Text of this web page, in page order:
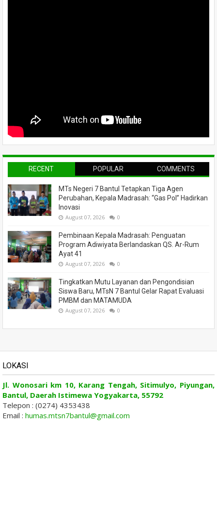
RECENT POPULAR COMMENTS
MTs Negeri 7 Bantul Tetapkan Tiga Agen
Perubahan, Kepala Madrasah: “Gas Pol” Hadirkan
Inovasi
August 07, 2026 0
Pembinaan Kepala Madrasah: Penguatan
Program Adiwiyata Berlandaskan QS. Ar-Rum
Ayat 41
August 07, 2026 0
Tingkatkan Mutu Layanan dan Pengondisian
Siswa Baru, MTsN 7 Bantul Gelar Rapat Evaluasi
PMBM dan MATAMUDA
August 07, 2026 0
LOKASI
Jl. Wonosari km 10, Karang Tengah, Sitimulyo, Piyungan,
Bantul, Daerah Istimewa Yogyakarta, 55792
Telepon : (0274) 4353438
Email : humas.mtsn7bantul@gmail.com